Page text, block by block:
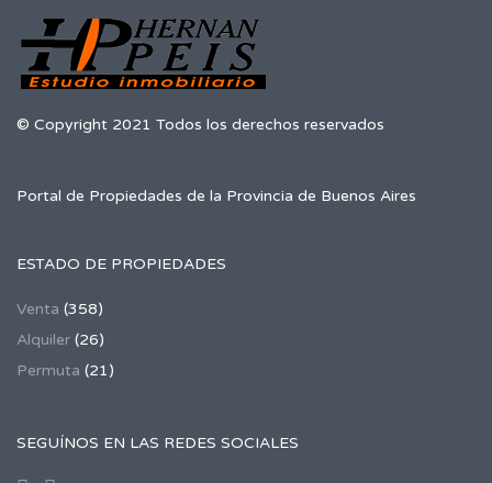
© Copyright 2021 Todos los derechos reservados
Portal de Propiedades de la Provincia de Buenos Aires
ESTADO DE PROPIEDADES
Venta (358)
Alquiler (26)
Permuta (21)
SEGUÍNOS EN LAS REDES SOCIALES